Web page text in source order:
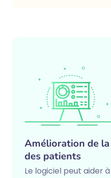
Amélioration de
des patients
Le logiciel peut aider